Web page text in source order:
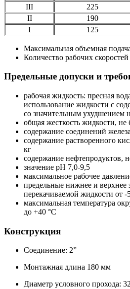
III
225
II
190
I
125
Максимальная объемная
Количество рабочих
Предельные допуски и
рабочая жидкость: пресная
использование жидкости с
со значительным ухудшением
общая жесткость жидкости, не
содержание соединений
содержание растворенного
кг
содержание нефтепродуктов,
значение рН 7,0-9,5
максимальное рабочее
предельные нижнее и верхнее
перекачиваемой жидкости от -
максимальная температура
до +40 °С
Конструкция
Соединение: 2”
Монтажная длина 180 мм
Диаметр условного прохода: